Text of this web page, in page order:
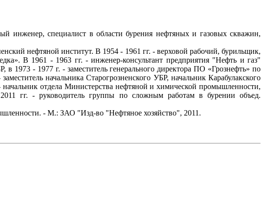
инженер, специалист в области бурения нефтяных и газовых скважин,
нефтяной институт. В 1954 - 1961 гг. - верховой рабочий, бурильщик,
В 1961 - 1963 гг. - инженер-консультант предприятия "Нефть и газ"
1973 - 1977 г. - заместитель генерального директора ПО «Грознефть» по
начальника Старогрозненского УБР, начальник Карабулакского
отдела Министерства нефтяной и химической промышленности,
гг. - руководитель группы по сложным работам в бурении объед.
- М.: ЗАО "Изд-во "Нефтяное хозяйство", 2011.